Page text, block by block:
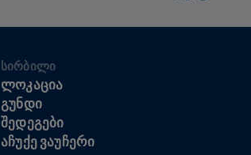
ᲡᲘᲠᲑᲘᲚᲘ
ᲚᲝᲙᲐᲪᲘᲐ
ᲒᲣᲜᲓᲘ
ᲨᲔᲓᲔᲒᲔᲑᲘ
ᲐᲩᲣᲥᲔ ᲕᲐᲣᲩᲔᲠᲘ